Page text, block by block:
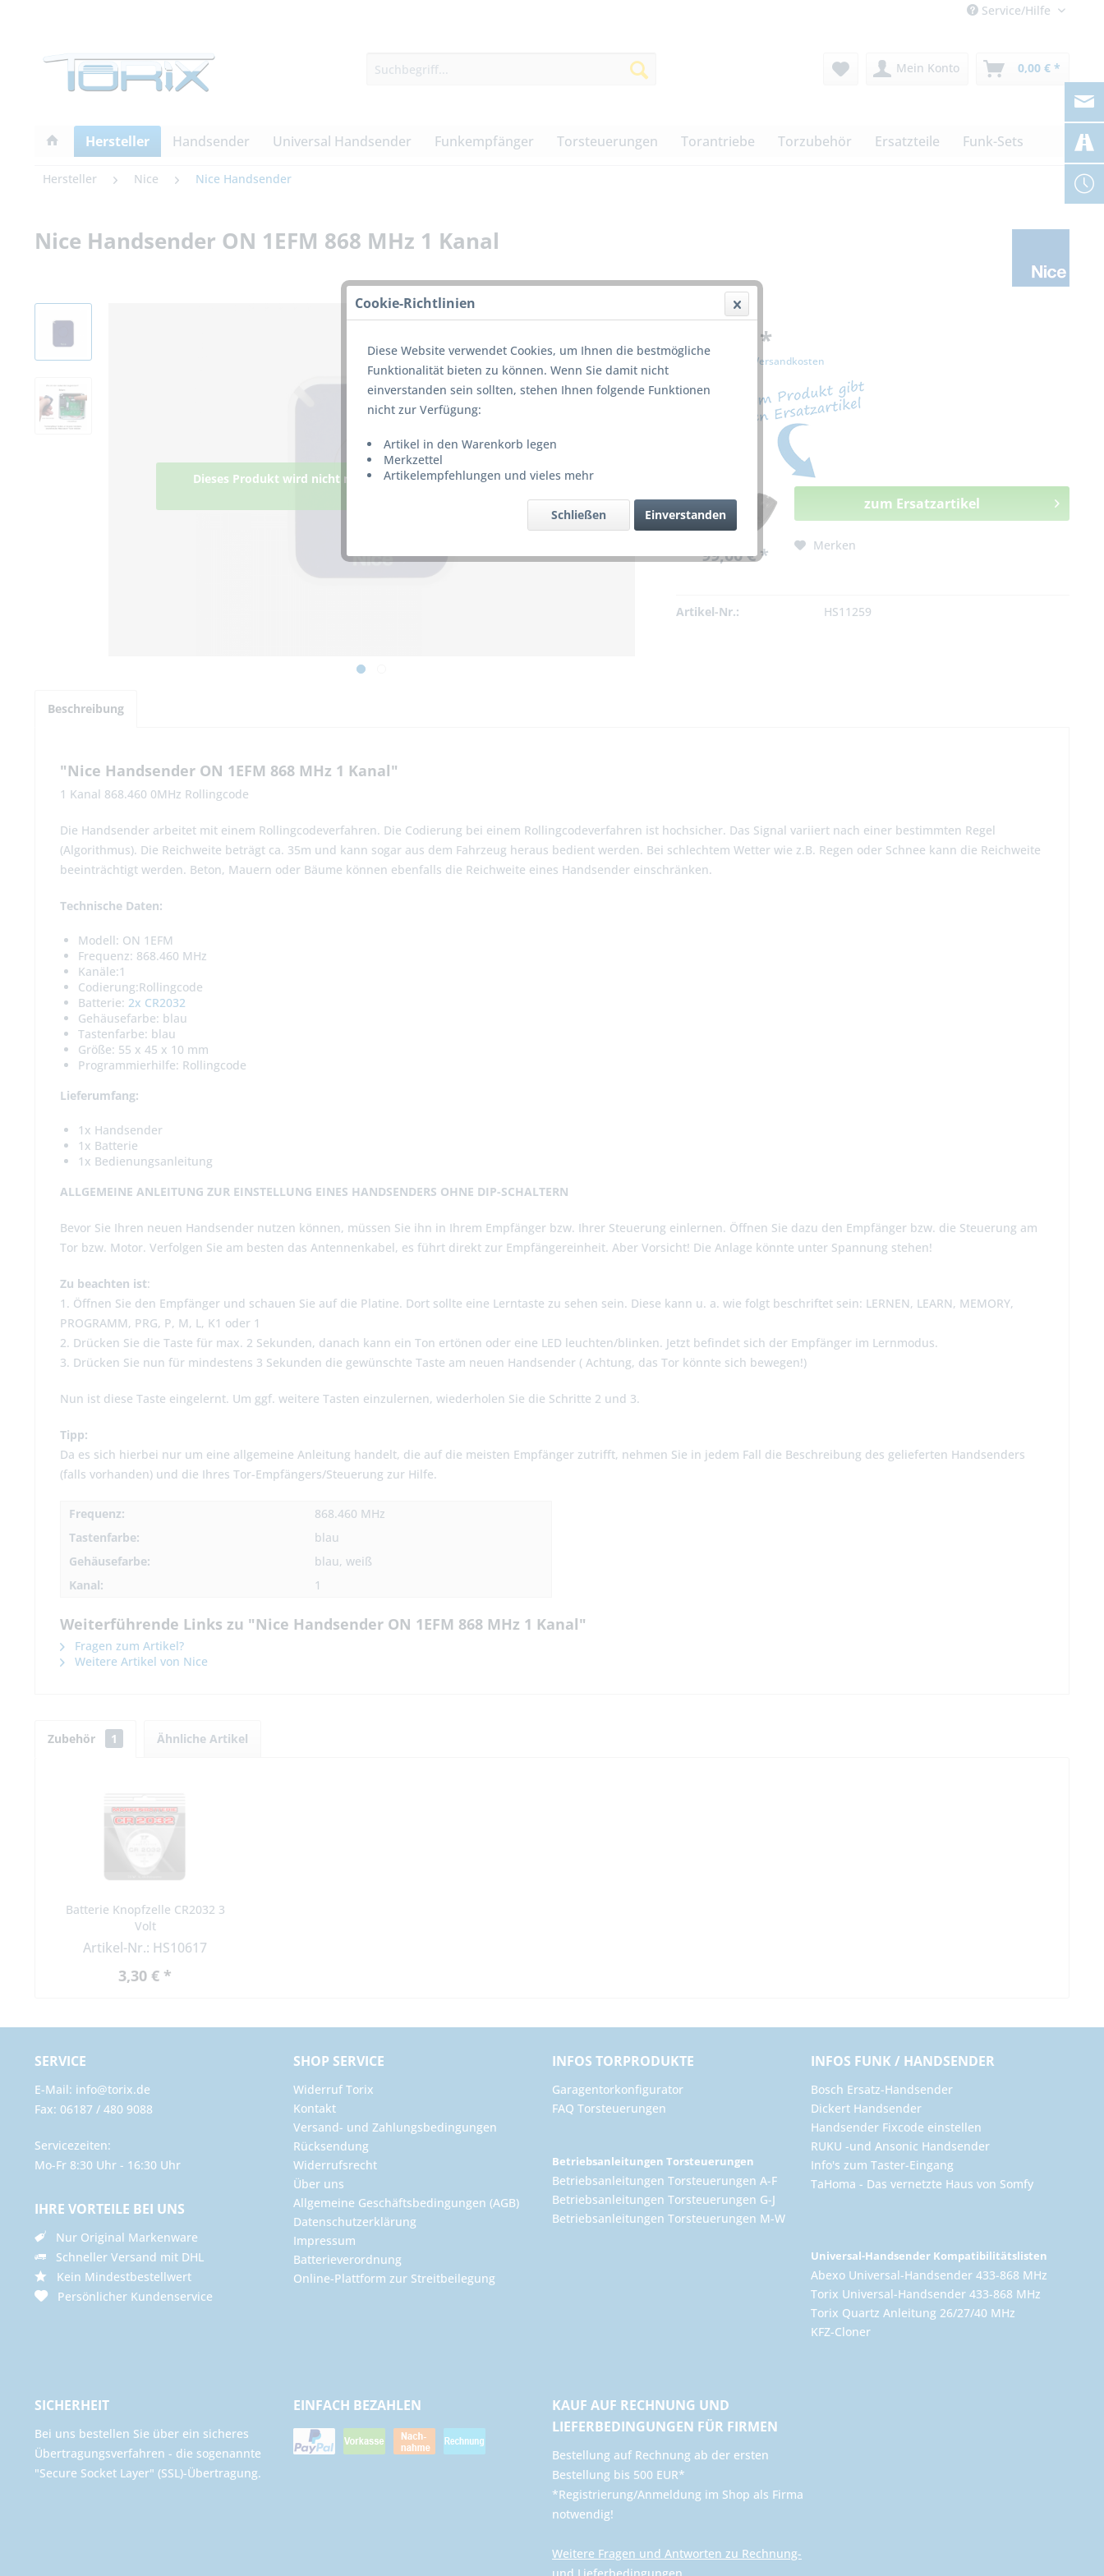
Service/Hilfe
Mein Konto 0,00 € *
Hersteller Handsender Universal Handsender Funkempfänger Torsteuerungen Torantriebe Torzubehör Ersatzteile Funk-Sets
Hersteller Nice Nice Handsender
Nice Handsender ON 1EFM 868 MHz 1 Kanal
Dieses Produkt wird nicht mehr produziert bzw. ist nicht mehr
39,00 € *
inkl. MwSt. zzgl. Versandkosten
99,00 € *
zum Ersatzartikel
Merken
Artikel-Nr.: HS11259
Beschreibung
"Nice Handsender ON 1EFM 868 MHz 1 Kanal"
1 Kanal 868.460 0MHz Rollingcode
Die Handsender arbeitet mit einem Rollingcodeverfahren. Die Codierung bei einem Rollingcodeverfahren ist hochsicher. Das Signal variiert nach einer bestimmten Regel
(Algorithmus). Die Reichweite beträgt ca. 35m und kann sogar aus dem Fahrzeug heraus bedient werden. Bei schlechtem Wetter wie z.B. Regen oder Schnee kann die Reichweite
beeinträchtigt werden. Beton, Mauern oder Bäume können ebenfalls die Reichweite eines Handsender einschränken.
Technische Daten:
Modell: ON 1EFM
Frequenz: 868.460 MHz
Kanäle:1
Codierung:Rollingcode
Batterie: 2x CR2032
Gehäusefarbe: blau
Tastenfarbe: blau
Größe: 55 x 45 x 10 mm
Programmierhilfe: Rollingcode
Lieferumfang:
1x Handsender
1x Batterie
1x Bedienungsanleitung
ALLGEMEINE ANLEITUNG ZUR EINSTELLUNG EINES HANDSENDERS OHNE DIP-SCHALTERN
Bevor Sie Ihren neuen Handsender nutzen können, müssen Sie ihn in Ihrem Empfänger bzw. Ihrer Steuerung einlernen. Öffnen Sie dazu den Empfänger bzw. die Steuerung am
Tor bzw. Motor. Verfolgen Sie am besten das Antennenkabel, es führt direkt zur Empfängereinheit. Aber Vorsicht! Die Anlage könnte unter Spannung stehen!
Zu beachten ist:
1. Öffnen Sie den Empfänger und schauen Sie auf die Platine. Dort sollte eine Lerntaste zu sehen sein. Diese kann u. a. wie folgt beschriftet sein: LERNEN, LEARN, MEMORY,
PROGRAMM, PRG, P, M, L, K1 oder 1
2. Drücken Sie die Taste für max. 2 Sekunden, danach kann ein Ton ertönen oder eine LED leuchten/blinken. Jetzt befindet sich der Empfänger im Lernmodus.
3. Drücken Sie nun für mindestens 3 Sekunden die gewünschte Taste am neuen Handsender ( Achtung, das Tor könnte sich bewegen!)
Nun ist diese Taste eingelernt. Um ggf. weitere Tasten einzulernen, wiederholen Sie die Schritte 2 und 3.
Tipp:
Da es sich hierbei nur um eine allgemeine Anleitung handelt, die auf die meisten Empfänger zutrifft, nehmen Sie in jedem Fall die Beschreibung des gelieferten Handsenders
(falls vorhanden) und die Ihres Tor-Empfängers/Steuerung zur Hilfe.
Frequenz:
868.460 MHz
Tastenfarbe:
blau
Gehäusefarbe:
blau, weiß
Kanal:
1
Weiterführende Links zu "Nice Handsender ON 1EFM 868 MHz 1 Kanal"
Fragen zum Artikel?
Weitere Artikel von Nice
Zubehör 1 Ähnliche Artikel
Batterie Knopfzelle CR2032 3
Volt
Artikel-Nr.: HS10617
3,30 € *
SERVICE
E-Mail: info@torix.de
Fax: 06187 / 480 9088
Servicezeiten:
Mo-Fr 8:30 Uhr - 16:30 Uhr
IHRE VORTEILE BEI UNS
Nur Original Markenware
Schneller Versand mit DHL
Kein Mindestbestellwert
Persönlicher Kundenservice
SHOP SERVICE
Widerruf Torix
Kontakt
Versand- und Zahlungsbedingungen
Rücksendung
Widerrufsrecht
Über uns
Allgemeine Geschäftsbedingungen (AGB)
Datenschutzerklärung
Impressum
Batterieverordnung
Online-Plattform zur Streitbeilegung
INFOS TORPRODUKTE
Garagentorkonfigurator
FAQ Torsteuerungen
Betriebsanleitungen Torsteuerungen
Betriebsanleitungen Torsteuerungen A-F
Betriebsanleitungen Torsteuerungen G-J
Betriebsanleitungen Torsteuerungen M-W
INFOS FUNK / HANDSENDER
Bosch Ersatz-Handsender
Dickert Handsender
Handsender Fixcode einstellen
RUKU -und Ansonic Handsender
Info's zum Taster-Eingang
TaHoma - Das vernetzte Haus von Somfy
Universal-Handsender Kompatibilitätslisten
Abexo Universal-Handsender 433-868 MHz
Torix Universal-Handsender 433-868 MHz
Torix Quartz Anleitung 26/27/40 MHz
KFZ-Cloner
SICHERHEIT
Bei uns bestellen Sie über ein sicheres
Übertragungsverfahren - die sogenannte
"Secure Socket Layer" (SSL)-Übertragung.
EINFACH BEZAHLEN
KAUF AUF RECHNUNG UND
LIEFERBEDINGUNGEN FÜR FIRMEN
​Bestellung auf Rechnung ab der ersten
Bestellung bis 500 EUR*
*Registrierung/Anmeldung im Shop als Firma
notwendig!
Weitere Fragen und Antworten zu Rechnung-
Cookie-Richtlinien
Diese Website verwendet Cookies, um Ihnen die bestmögliche
Funktionalität bieten zu können. Wenn Sie damit nicht
einverstanden sein sollten, stehen Ihnen folgende Funktionen
nicht zur Verfügung:
Artikel in den Warenkorb legen
Merkzettel
Artikelempfehlungen und vieles mehr
Einverstanden
Schließen